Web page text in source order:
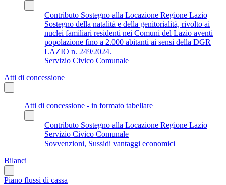
Contributo Sostegno alla Locazione Regione Lazio
Sostegno della natalità e della genitorialità, rivolto ai
nuclei familiari residenti nei Comuni del Lazio aventi
popolazione fino a 2.000 abitanti ai sensi della DGR
LAZIO n. 249/2024.
Servizio Civico Comunale
Atti di concessione
Atti di concessione - in formato tabellare
Contributo Sostegno alla Locazione Regione Lazio
Servizio Civico Comunale
Sovvenzioni, Sussidi vantaggi economici
Bilanci
Piano flussi di cassa